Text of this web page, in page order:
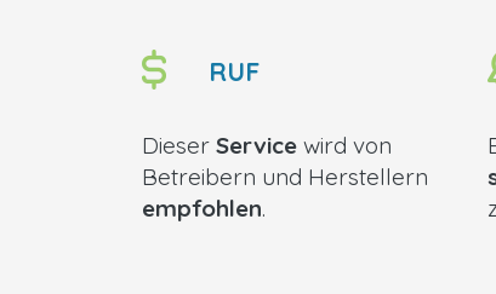
RUF
Dieser Service wird von
Betreibern und Herstellern
empfohlen.